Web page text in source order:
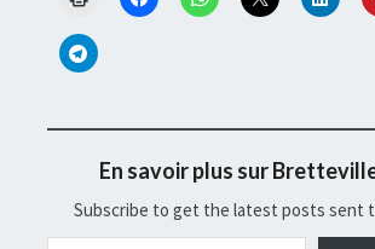
En savoir plus sur
Subscribe to get the latest posts sent
Saisissez votre adresse e-mail…